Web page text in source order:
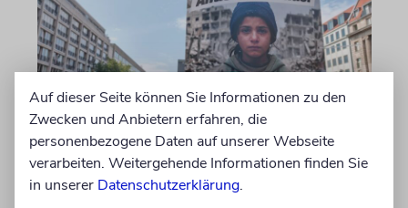
KOMMENTAR
Landtagswahlkampf mit
Israelfeindlichkeit
Auf dieser Seite können Sie Informationen zu den
Zwecken und Anbietern erfahren, die
personenbezogene Daten auf unserer Webseite
verarbeiten. Weitergehende Informationen finden Sie
in unserer Datenschutzerklärung.